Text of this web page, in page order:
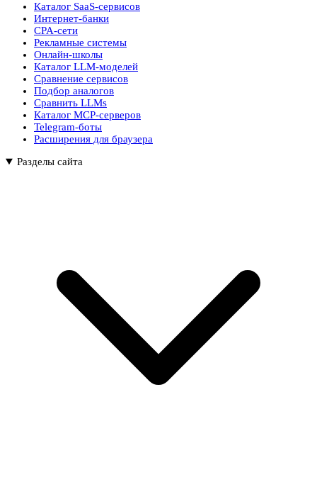
Каталог SaaS-сервисов
Интернет-банки
CPA-сети
Рекламные системы
Онлайн-школы
Каталог LLM-моделей
Сравнение сервисов
Подбор аналогов
Сравнить LLMs
Каталог MCP-серверов
Telegram-боты
Расширения для браузера
Разделы сайта